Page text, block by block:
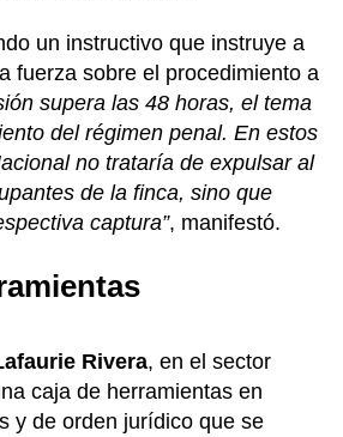
un instructivo que instruye a
fuerza sobre el procedimiento a
supera las 48 horas, el tema
del régimen penal. En estos
no trataría de expulsar al
de la finca, sino que
captura”, manifestó.
Rivera, en el sector
caja de herramientas en
y de orden jurídico que se